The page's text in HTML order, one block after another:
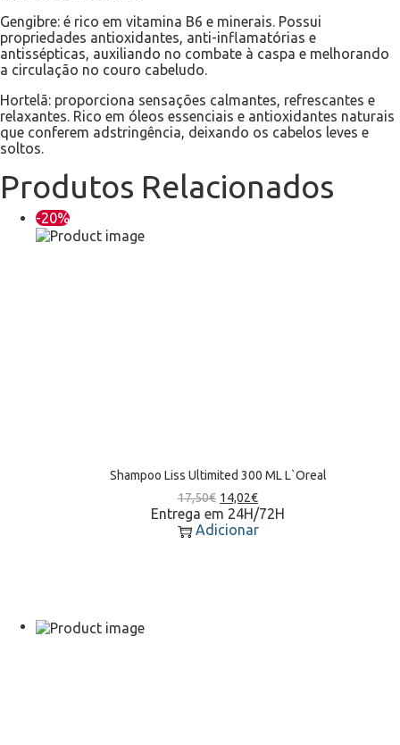
Gengibre: é rico em vitamina B6 e minerais. Possui
propriedades antioxidantes, anti-inflamatórias e
antissépticas, auxiliando no combate à caspa e melhorando
a circulação no couro cabeludo.
Hortelã: proporciona sensações calmantes, refrescantes e
relaxantes. Rico em óleos essenciais e antioxidantes naturais
que conferem adstringência, deixando os cabelos leves e
soltos.
Produtos Relacionados
-20%
Shampoo Liss Ultimited 300 ML L`Oreal
17,50€ 14,02€
Entrega em 24H/72H
Adicionar